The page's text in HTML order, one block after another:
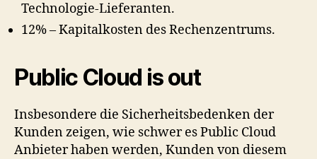
Technologie-Lieferanten.
12% – Kapitalkosten des Rechenzentrums.
Public Cloud is out
Insbesondere die Sicherheitsbedenken der
Kunden zeigen, wie schwer es Public Cloud
Anbieter haben werden, Kunden von diesem